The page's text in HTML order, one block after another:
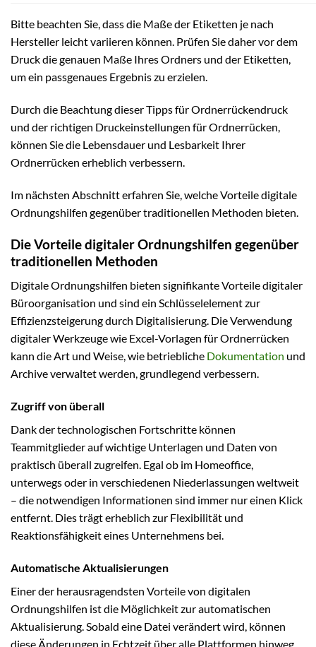
Bitte beachten Sie, dass die Maße der Etiketten je nach
Hersteller leicht variieren können. Prüfen Sie daher vor dem
Druck die genauen Maße Ihres Ordners und der Etiketten,
um ein passgenaues Ergebnis zu erzielen.
Durch die Beachtung dieser Tipps für Ordnerrückendruck
und der richtigen Druckeinstellungen für Ordnerrücken,
können Sie die Lebensdauer und Lesbarkeit Ihrer
Ordnerrücken erheblich verbessern.
Im nächsten Abschnitt erfahren Sie, welche Vorteile digitale
Ordnungshilfen gegenüber traditionellen Methoden bieten.
Die Vorteile digitaler Ordnungshilfen gegenüber
traditionellen Methoden
Digitale Ordnungshilfen bieten signifikante Vorteile digitaler
Büroorganisation und sind ein Schlüsselelement zur
Effizienzsteigerung durch Digitalisierung. Die Verwendung
digitaler Werkzeuge wie Excel-Vorlagen für Ordnerrücken
kann die Art und Weise, wie betriebliche Dokumentation und
Archive verwaltet werden, grundlegend verbessern.
Zugriff von überall
Dank der technologischen Fortschritte können
Teammitglieder auf wichtige Unterlagen und Daten von
praktisch überall zugreifen. Egal ob im Homeoffice,
unterwegs oder in verschiedenen Niederlassungen weltweit
– die notwendigen Informationen sind immer nur einen Klick
entfernt. Dies trägt erheblich zur Flexibilität und
Reaktionsfähigkeit eines Unternehmens bei.
Automatische Aktualisierungen
Einer der herausragendsten Vorteile von digitalen
Ordnungshilfen ist die Möglichkeit zur automatischen
Aktualisierung. Sobald eine Datei verändert wird, können
diese Änderungen in Echtzeit über alle Plattformen hinweg